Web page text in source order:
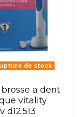
de stock
vitality
d12.513